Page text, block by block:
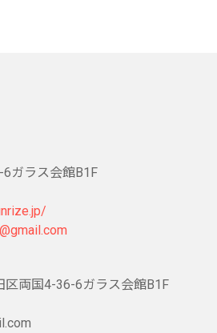
ガラス会館B1F
区両国4-36-6ガラス会館B1F